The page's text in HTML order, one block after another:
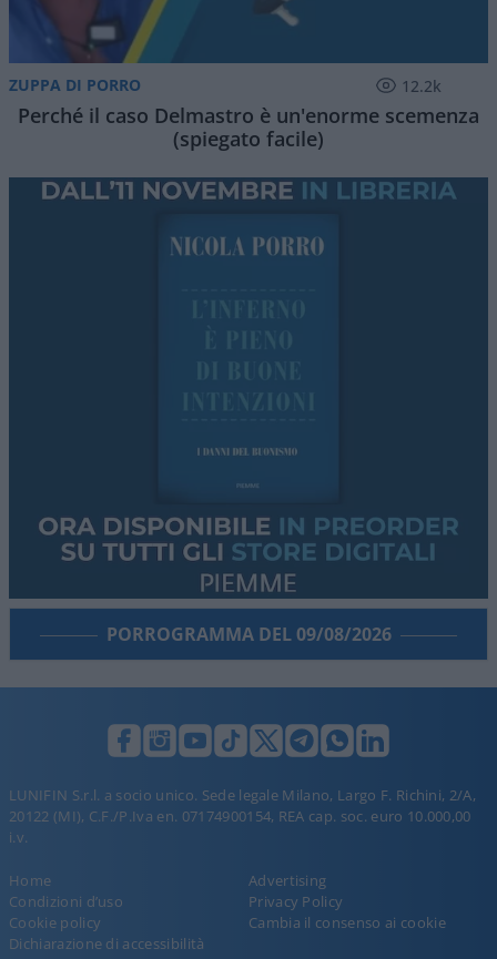
ZUPPA DI PORRO 12.2k
Perché il caso Delmastro è un'enorme scemenza
(spiegato facile)
PORROGRAMMA DEL 09/08/2026
LUNIFIN S.r.l. a socio unico. Sede legale Milano, Largo F. Richini, 2/A,
20122 (MI), C.F./P.Iva en. 07174900154, REA cap. soc. euro 10.000,00
i.v.
Home
Advertising
Condizioni d’uso
Privacy Policy
Cookie policy
Cambia il consenso ai cookie
Dichiarazione di accessibilità